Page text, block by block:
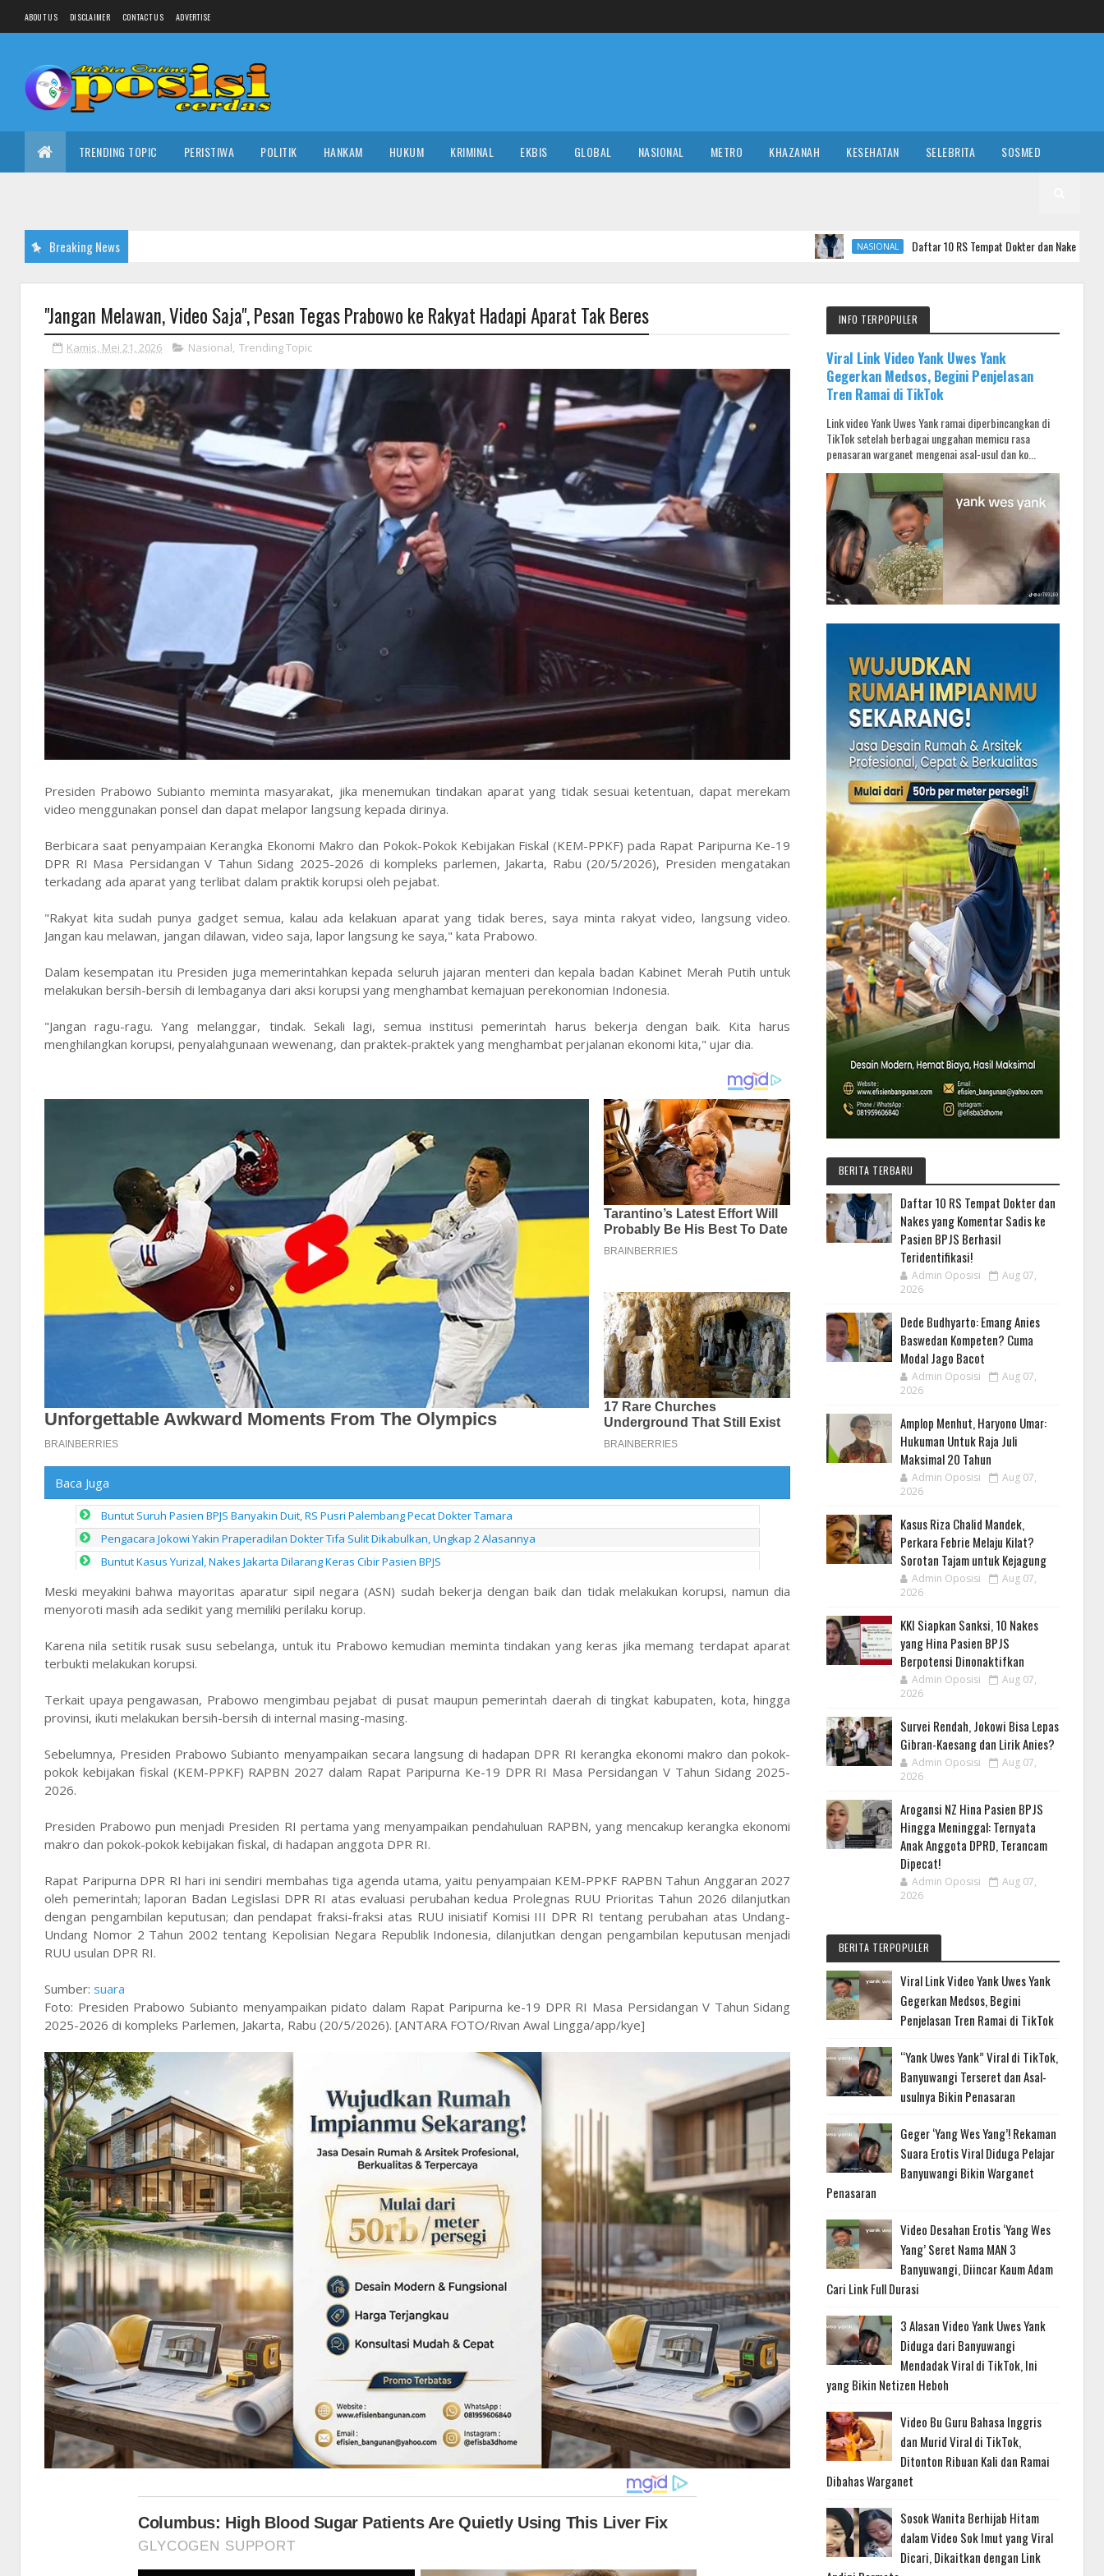
ABOUT US DISCLAIMER CONTACT US ADVERTISE
TRENDING TOPIC PERISTIWA POLITIK HANKAM HUKUM KRIMINAL EKBIS GLOBAL NASIONAL METRO KHAZANAH KESEHATAN SELEBRITA SOSMED
Breaking News NASIONAL Daftar 10 RS Tempat Dokter dan Nakes yang Komentar
"Jangan Melawan, Video Saja", Pesan Tegas Prabowo ke Rakyat Hadapi Aparat Tak Beres
Kamis, Mei 21, 2026 Nasional, Trending Topic
Presiden Prabowo Subianto meminta masyarakat, jika menemukan tindakan aparat yang tidak sesuai ketentuan, dapat merekam
video menggunakan ponsel dan dapat melapor langsung kepada dirinya.
Berbicara saat penyampaian Kerangka Ekonomi Makro dan Pokok-Pokok Kebijakan Fiskal (KEM-PPKF) pada Rapat Paripurna Ke-19
DPR RI Masa Persidangan V Tahun Sidang 2025-2026 di kompleks parlemen, Jakarta, Rabu (20/5/2026), Presiden mengatakan
terkadang ada aparat yang terlibat dalam praktik korupsi oleh pejabat.
"Rakyat kita sudah punya gadget semua, kalau ada kelakuan aparat yang tidak beres, saya minta rakyat video, langsung video.
Jangan kau melawan, jangan dilawan, video saja, lapor langsung ke saya," kata Prabowo.
Dalam kesempatan itu Presiden juga memerintahkan kepada seluruh jajaran menteri dan kepala badan Kabinet Merah Putih untuk
melakukan bersih-bersih di lembaganya dari aksi korupsi yang menghambat kemajuan perekonomian Indonesia.
"Jangan ragu-ragu. Yang melanggar, tindak. Sekali lagi, semua institusi pemerintah harus bekerja dengan baik. Kita harus
menghilangkan korupsi, penyalahgunaan wewenang, dan praktek-praktek yang menghambat perjalanan ekonomi kita," ujar dia.
Baca Juga
Buntut Suruh Pasien BPJS Banyakin Duit, RS Pusri Palembang Pecat Dokter Tamara
Pengacara Jokowi Yakin Praperadilan Dokter Tifa Sulit Dikabulkan, Ungkap 2 Alasannya
Buntut Kasus Yurizal, Nakes Jakarta Dilarang Keras Cibir Pasien BPJS
Meski meyakini bahwa mayoritas aparatur sipil negara (ASN) sudah bekerja dengan baik dan tidak melakukan korupsi, namun dia
menyoroti masih ada sedikit yang memiliki perilaku korup.
Karena nila setitik rusak susu sebelanga, untuk itu Prabowo kemudian meminta tindakan yang keras jika memang terdapat aparat
terbukti melakukan korupsi.
Terkait upaya pengawasan, Prabowo mengimbau pejabat di pusat maupun pemerintah daerah di tingkat kabupaten, kota, hingga
provinsi, ikuti melakukan bersih-bersih di internal masing-masing.
Sebelumnya, Presiden Prabowo Subianto menyampaikan secara langsung di hadapan DPR RI kerangka ekonomi makro dan pokok-
pokok kebijakan fiskal (KEM-PPKF) RAPBN 2027 dalam Rapat Paripurna Ke-19 DPR RI Masa Persidangan V Tahun Sidang 2025-
2026.
Presiden Prabowo pun menjadi Presiden RI pertama yang menyampaikan pendahuluan RAPBN, yang mencakup kerangka ekonomi
makro dan pokok-pokok kebijakan fiskal, di hadapan anggota DPR RI.
Rapat Paripurna DPR RI hari ini sendiri membahas tiga agenda utama, yaitu penyampaian KEM-PPKF RAPBN Tahun Anggaran 2027
oleh pemerintah; laporan Badan Legislasi DPR RI atas evaluasi perubahan kedua Prolegnas RUU Prioritas Tahun 2026 dilanjutkan
dengan pengambilan keputusan; dan pendapat fraksi-fraksi atas RUU inisiatif Komisi III DPR RI tentang perubahan atas Undang-
Undang Nomor 2 Tahun 2002 tentang Kepolisian Negara Republik Indonesia, dilanjutkan dengan pengambilan keputusan menjadi
RUU usulan DPR RI.
Sumber: suara
Foto: Presiden Prabowo Subianto menyampaikan pidato dalam Rapat Paripurna ke-19 DPR RI Masa Persidangan V Tahun Sidang
2025-2026 di kompleks Parlemen, Jakarta, Rabu (20/5/2026). [ANTARA FOTO/Rivan Awal Lingga/app/kye]
INFO TERPOPULER
Viral Link Video Yank Uwes Yank
Gegerkan Medsos, Begini Penjelasan
Tren Ramai di TikTok
Link video Yank Uwes Yank ramai diperbincangkan di
TikTok setelah berbagai unggahan memicu rasa
penasaran warganet mengenai asal-usul dan ko...
BERITA TERBARU
Daftar 10 RS Tempat Dokter dan
Nakes yang Komentar Sadis ke
Pasien BPJS Berhasil
Teridentifikasi!
Admin Oposisi
Aug 07,
2026
Dede Budhyarto: Emang Anies
Baswedan Kompeten? Cuma
Modal Jago Bacot
Admin Oposisi
Aug 07,
2026
Amplop Menhut, Haryono Umar:
Hukuman Untuk Raja Juli
Maksimal 20 Tahun
Admin Oposisi
Aug 07,
2026
Kasus Riza Chalid Mandek,
Perkara Febrie Melaju Kilat?
Sorotan Tajam untuk Kejagung
Admin Oposisi
Aug 07,
2026
KKI Siapkan Sanksi, 10 Nakes
yang Hina Pasien BPJS
Berpotensi Dinonaktifkan
Admin Oposisi
Aug 07,
2026
Survei Rendah, Jokowi Bisa Lepas
Gibran-Kaesang dan Lirik Anies?
Admin Oposisi
Aug 07,
2026
Arogansi NZ Hina Pasien BPJS
Hingga Meninggal: Ternyata
Anak Anggota DPRD, Terancam
Dipecat!
Admin Oposisi
Aug 07,
2026
BERITA TERPOPULER
Viral Link Video Yank Uwes Yank
Gegerkan Medsos, Begini
Penjelasan Tren Ramai di TikTok
“Yank Uwes Yank” Viral di TikTok,
Banyuwangi Terseret dan Asal-
usulnya Bikin Penasaran
Geger ‘Yang Wes Yang’! Rekaman
Suara Erotis Viral Diduga Pelajar
Banyuwangi Bikin Warganet
Penasaran
Video Desahan Erotis ‘Yang Wes
Yang’ Seret Nama MAN 3
Banyuwangi, Diincar Kaum Adam
Cari Link Full Durasi
3 Alasan Video Yank Uwes Yank
Diduga dari Banyuwangi
Mendadak Viral di TikTok, Ini
yang Bikin Netizen Heboh
Video Bu Guru Bahasa Inggris
dan Murid Viral di TikTok,
Ditonton Ribuan Kali dan Ramai
Dibahas Warganet
Sosok Wanita Berhijab Hitam
dalam Video Sok Imut yang Viral
Dicari, Dikaitkan dengan Link